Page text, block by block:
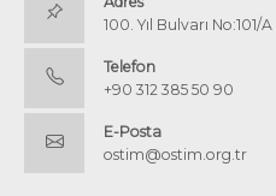
100. Yıl Bulvarı
Telefon
+90 312 385 50 90
E-Posta
ostim@ostim.org.tr